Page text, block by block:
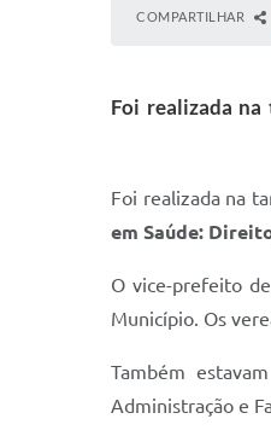
COMPARTILHAR
Foi realizada na
Foi realizada na
em Saúde:
O vice-prefeito
Município. Os
Também
Administração e